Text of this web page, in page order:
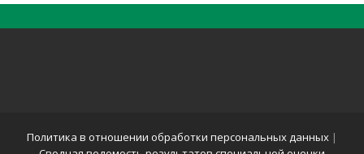
Политика в отношении обработки персональных данных |